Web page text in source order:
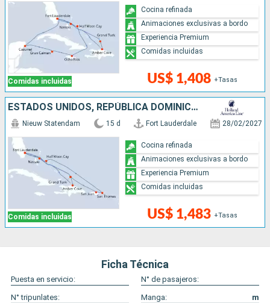
Comidas incluidas US$ 1,408 +Tasas
Cocina refinada
Animaciones exclusivas a bordo
Experiencia Premium
Comidas incluidas
ESTADOS UNIDOS, REPÚBLICA DOMINICANA, BAHAMAS, PUERTO RICO
Comidas incluidas
Nieuw Statendam 15 d Fort Lauderdale 28/02/2027
US$ 1,483 +Tasas
Cocina refinada
Animaciones exclusivas a bordo
Experiencia Premium
Comidas incluidas
Ficha Técnica
Puesta en servicio:
N° de pasajeros:
N° tripunlates:
Manga:
m